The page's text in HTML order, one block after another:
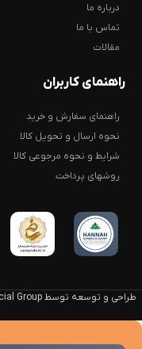
درباره ما
تماس با ما
مقالات
راهنمای کاربران
راهنمای سفارش و خرید
نحوه ارسال و تحویل کالا
شرایط و نحوه مرجوعی کالا
روشهای پرداخت